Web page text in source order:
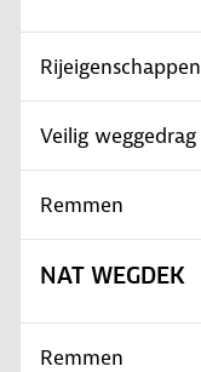
Rijeigenschappen
Veilig weggedrag
Remmen
NAT WEGDEK
Remmen